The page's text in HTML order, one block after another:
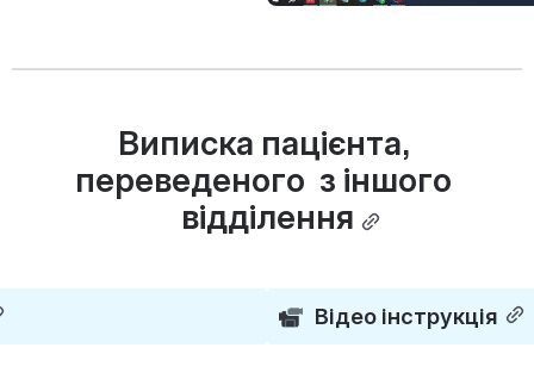
Виписка пацієнта,
переведеного  з іншого
відділення
Відео інструкція